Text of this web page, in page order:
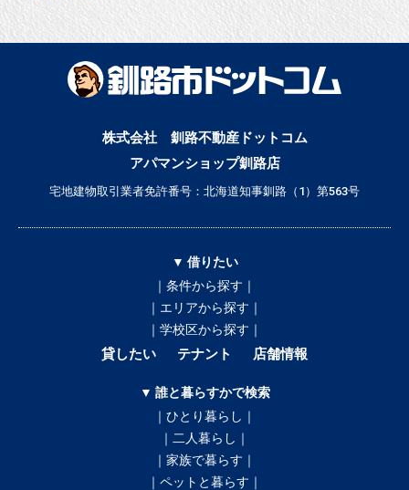
株式会社 釧路不動産ドットコム
アパマンショップ釧路店
宅地建物取引業者免許番号：北海道知事釧路（1）第563号
▼ 借りたい
｜条件から探す｜
｜エリアから探す｜
｜学校区から探す｜
貸したい テナント 店舗情報
▼ 誰と暮らすかで検索
｜ひとり暮らし｜
｜二人暮らし｜
｜家族で暮らす｜
｜ペットと暮らす｜